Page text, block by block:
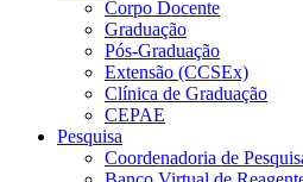
Corpo Docente
Graduação
Pós-Graduação
Extensão (CCSEx)
Clínica de Graduação
CEPAE
Pesquisa
Coordenadoria de